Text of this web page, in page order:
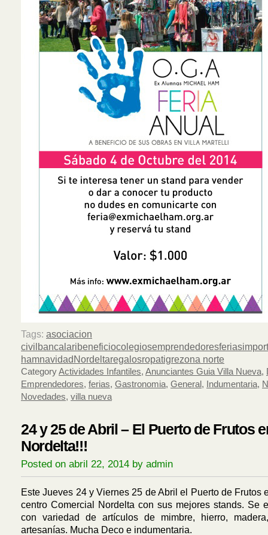
Tags: asociacion
civil bancalaribeneficiocolegiosemprendedoresferias
hamnavidad Nordeltaregalosropatigrezona norte
CategoryActividades Infantiles, Anunciantes Guia Villa Nueva,
Emprendedores, ferias, Gastronomia, General , Indumentaria,
Novedades, villa nueva
24 y 25 de Abril – El Puerto de Frutos
Nordelta!!!
Posted on abril 22, 2014 by admin
Este Jueves 24 y Viernes 25 de Abril el Puerto de Frutos
centro Comercial Nordelta con sus mejores stands. Se
con variedad de artículos de mimbre, hierro,
artesanías. Mucha Deco e indumentaria.